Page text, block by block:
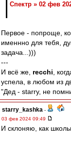
Спектр » 02 фев
Первое - попроще,
именнно для тебя,
задача...)))
---
И всё же, recchi ,
успела, в любом из
"Дед - starry, не
starry_kashka -
03 фев 2024 09:49
И склоняю, как